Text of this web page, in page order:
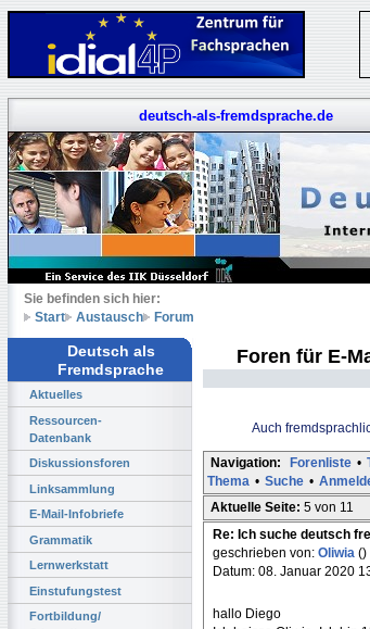
deutsch-als-fremdsprache.de
Sie befinden sich hier:
Start
Austausch Forum
Deutsch als
Fremdsprache
Aktuelles
Ressourcen-
Datenbank
Diskussionsforen
Linksammlung
E-Mail-Infobriefe
Grammatik
Lernwerkstatt
Einstufungstest
Fortbildung/
Foren für E-
Auch
Navigation: Forenliste •
Thema • Suche •
Aktuelle Seite: 5 von 11
Re: Ich suche deutsch
geschrieben von: Oliwia ()
Datum: 08. Januar 2020
hallo Diego